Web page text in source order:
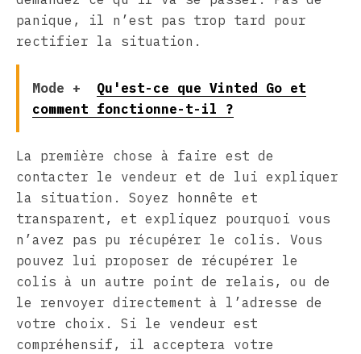
panique, il n’est pas trop tard pour
rectifier la situation.
Mode +
Qu'est-ce que Vinted Go et
comment fonctionne-t-il ?
La première chose à faire est de
contacter le vendeur et de lui expliquer
la situation. Soyez honnête et
transparent, et expliquez pourquoi vous
n’avez pas pu récupérer le colis. Vous
pouvez lui proposer de récupérer le
colis à un autre point de relais, ou de
le renvoyer directement à l’adresse de
votre choix. Si le vendeur est
compréhensif, il acceptera votre